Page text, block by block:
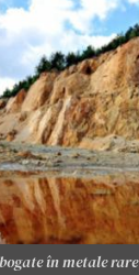
în metale rare